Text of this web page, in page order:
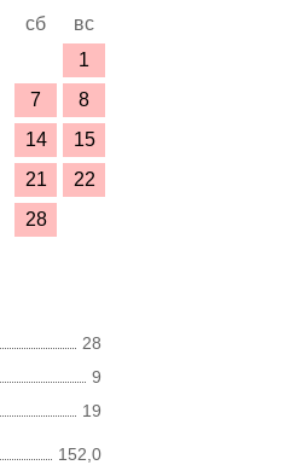
сб
вс
1
7
8
14
15
21
22
28
28
9
19
152,0